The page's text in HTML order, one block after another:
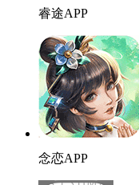
睿途APP
念恋APP